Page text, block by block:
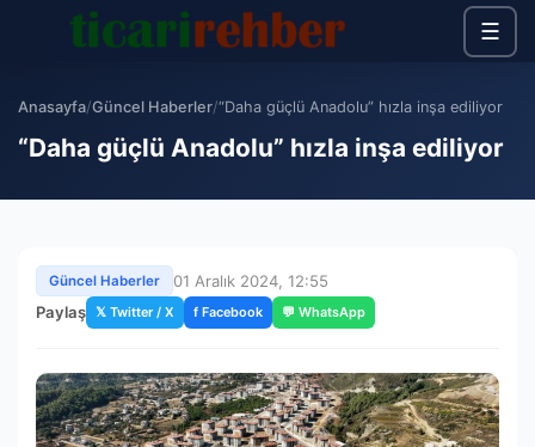
☰
Anasayfa/Güncel Haberler/“Daha güçlü Anadolu” hızla inşa ediliyor
“Daha güçlü Anadolu” hızla inşa ediliyor
Güncel Haberler
01 Aralık 2024, 12:55
Paylaş 𝕏 Twitter / X f Facebook 💬 WhatsApp